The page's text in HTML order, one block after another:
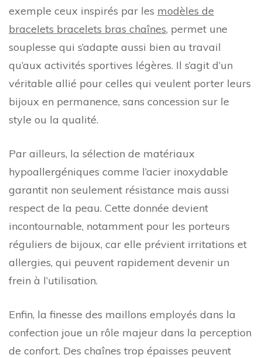
exemple ceux inspirés par les modèles de
bracelets bracelets bras chaînes, permet une
souplesse qui s’adapte aussi bien au travail
qu’aux activités sportives légères. Il s’agit d’un
véritable allié pour celles qui veulent porter leurs
bijoux en permanence, sans concession sur le
style ou la qualité.
Par ailleurs, la sélection de matériaux
hypoallergéniques comme l’acier inoxydable
garantit non seulement résistance mais aussi
respect de la peau. Cette donnée devient
incontournable, notamment pour les porteurs
réguliers de bijoux, car elle prévient irritations et
allergies, qui peuvent rapidement devenir un
frein à l’utilisation.
Enfin, la finesse des maillons employés dans la
confection joue un rôle majeur dans la perception
de confort. Des chaînes trop épaisses peuvent